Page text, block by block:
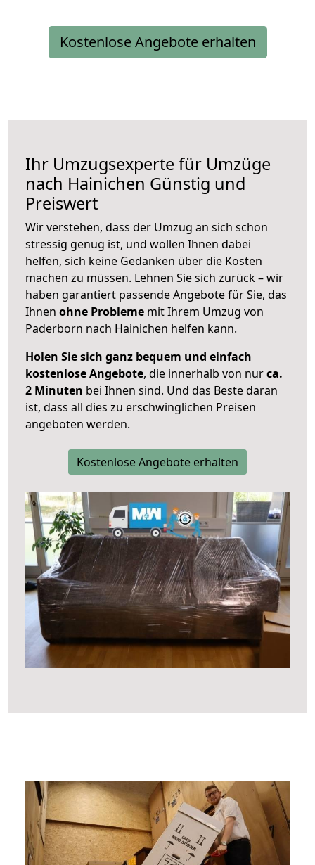
Kostenlose Angebote erhalten
Ihr Umzugsexperte für Umzüge
nach Hainichen Günstig und
Preiswert
Wir verstehen, dass der Umzug an sich schon
stressig genug ist, und wollen Ihnen dabei
helfen, sich keine Gedanken über die Kosten
machen zu müssen. Lehnen Sie sich zurück – wir
haben garantiert passende Angebote für Sie, das
Ihnen ohne Probleme mit Ihrem Umzug von
Paderborn nach Hainichen helfen kann.
Holen Sie sich ganz bequem und einfach
kostenlose Angebote, die innerhalb von nurca.
2 Minuten bei Ihnen sind. Und das Beste daran
ist, dass all dies zu erschwinglichen Preisen
angeboten werden.
Kostenlose Angebote erhalten